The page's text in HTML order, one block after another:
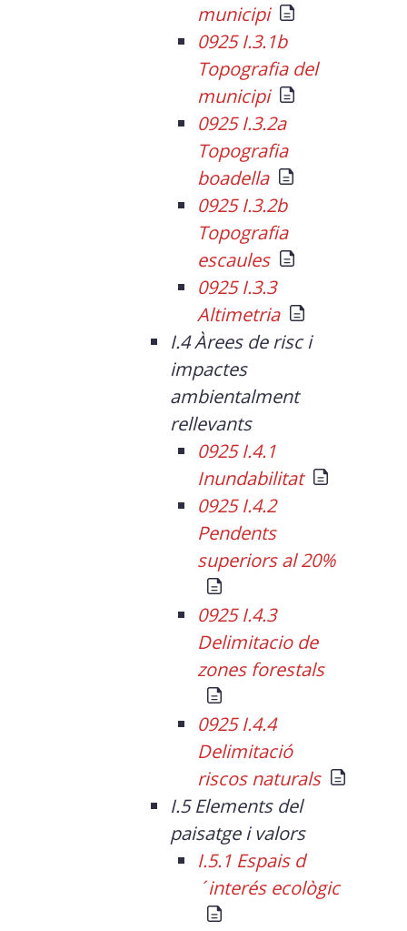
municipi
0925 I.3.1b
Topografia del
municipi
0925 I.3.2a
Topografia
boadella
0925 I.3.2b
Topografia
escaules
0925 I.3.3
Altimetria
I.4 Àrees de risc i
impactes
ambientalment
rellevants
0925 I.4.1
Inundabilitat
0925 I.4.2
Pendents
superiors al 20%
0925 I.4.3
Delimitacio de
zones forestals
0925 I.4.4
Delimitació
riscos naturals
I.5 Elements del
paisatge i valors
I.5.1 Espais d
´interés ecològic